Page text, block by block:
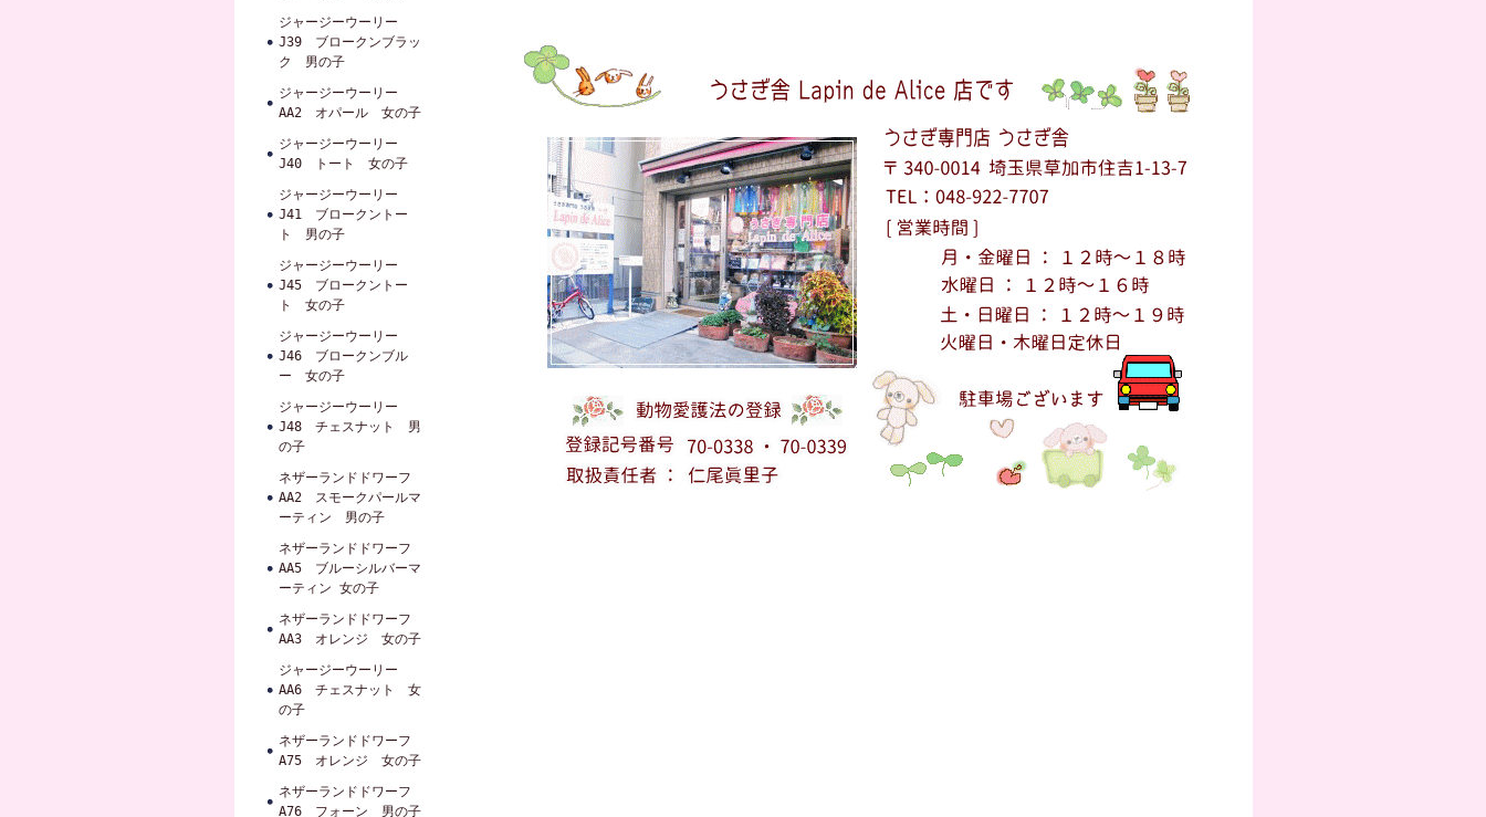
ジャージーウーリー
J39 ブロークンブラッ
ク 男の子
ジャージーウーリー
AA2 オパール 女の子
ジャージーウーリー
J40 トート 女の子
ジャージーウーリー
J41 ブロークントー
ト 男の子
ジャージーウーリー
J45 ブロークントー
ト 女の子
ジャージーウーリー
J46 ブロークンブル
ー 女の子
ジャージーウーリー
J48 チェスナット 男
の子
ネザーランドドワーフ
AA2 スモークパールマ
ーティン 男の子
ネザーランドドワーフ
AA5 ブルーシルバーマ
ーティン 女の子
ネザーランドドワーフ
AA3 オレンジ 女の子
ジャージーウーリー
AA6 チェスナット 女
の子
ネザーランドドワーフ
A75 オレンジ 女の子
ネザーランドドワーフ
A76 フォーン 男の子